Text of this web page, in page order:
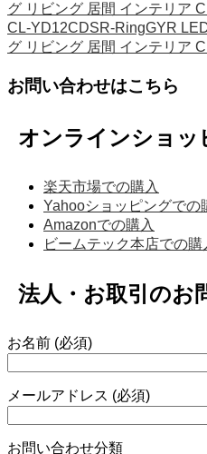
グ リビング 居間 インテリア
CL-YD12CDSR-RingGYR
グ リビング 居間 インテリア
お問い合わせはこちら
オンラインショッ
楽天市場での購入
Yahooショッピングでの
Amazonでの購入
ビームテック本店での購
法人・お取引のお
お名前 (必須)
メールアドレス (必須)
お問い合わせ分類